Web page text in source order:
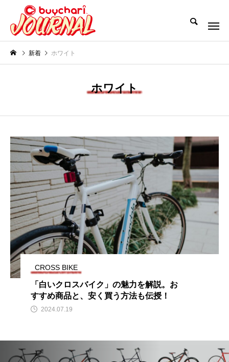
新着 ホワイト
ホワイト
CROSS BIKE
「白いクロスバイク」の魅力を解説。お
すすめ商品と、安く買う方法も伝授！
2024.07.19